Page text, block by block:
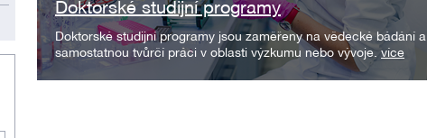
Doktorské studijní programy
Doktorské studijní programy jsou zaměřeny na vědecké bádání a
samostatnou tvůrčí práci v oblasti výzkumu nebo vývoje. více